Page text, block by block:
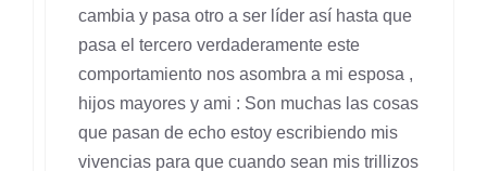
cambia y pasa otro a ser líder así hasta que
pasa el tercero verdaderamente este
comportamiento nos asombra a mi esposa ,
hijos mayores y ami : Son muchas las cosas
que pasan de echo estoy escribiendo mis
vivencias para que cuando sean mis trillizos